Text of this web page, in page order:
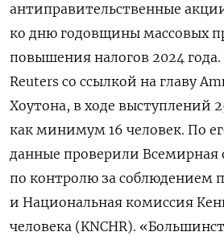
антиправительственные
ко дню годовщины массовых
повышения налогов 2024 года.
Reuters со ссылкой на главу
Хоутона, в ходе выступлений
как минимум 16 человек. По
данные проверили Всемирная
по контролю за соблюдением
и Национальная комиссия
человека (KNCHR).